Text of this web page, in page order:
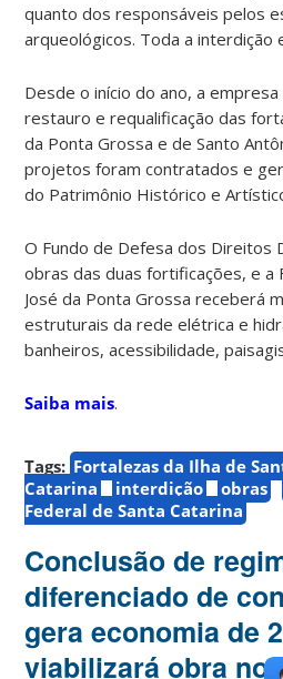
quanto dos responsáveis pelos
arqueológicos. Toda a interdição
Desde o início do ano, a
restauro e requalificação das
da Ponta Grossa e de Santo
projetos foram contratados e
do Patrimônio Histórico e
O Fundo de Defesa dos Direitos
obras das duas fortificações, e a
José da Ponta Grossa receberá
estruturais da rede elétrica e
banheiros, acessibilidade,
Saiba mais.
Tags: Fortalezas da Ilha de
Catarina
interdição obras
Federal de Santa Catarina
Conclusão de
diferenciado de
gera economia de
viabilizará obra no